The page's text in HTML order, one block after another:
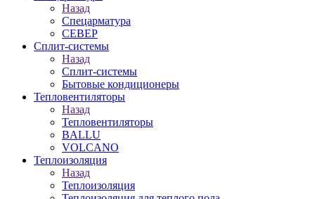
Назад
Спецарматура
СЕВЕР
Сплит-системы
Назад
Сплит-системы
Бытовые кондиционеры
Тепловентиляторы
Назад
Тепловентиляторы
BALLU
VOLCANO
Теплоизоляция
Назад
Теплоизоляция